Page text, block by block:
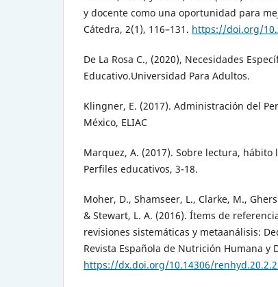
y docente como una oportunidad para
Cátedra, 2(1), 116–131. https://doi.org/
De La Rosa C., (2020), Necesidades
Educativo.Universidad Para Adultos.
Klingner, E. (2017). Administración del
México, ELIAC
Marquez, A. (2017). Sobre lectura, hábito
Perfiles educativos, 3-18.
Moher, D., Shamseer, L., Clarke, M.,
& Stewart, L. A. (2016). Ítems de
revisiones sistemáticas y metaanálisis:
Revista Española de Nutrición Humana y
https://dx.doi.org/10.14306/